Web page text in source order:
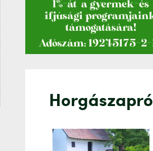
Horgászapró